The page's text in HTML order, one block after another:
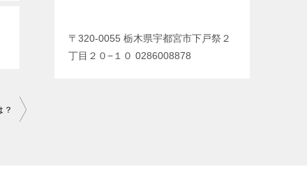
？
〒320-0055 栃木県宇都宮市下戸祭２
丁目２０−１０ 0286008878